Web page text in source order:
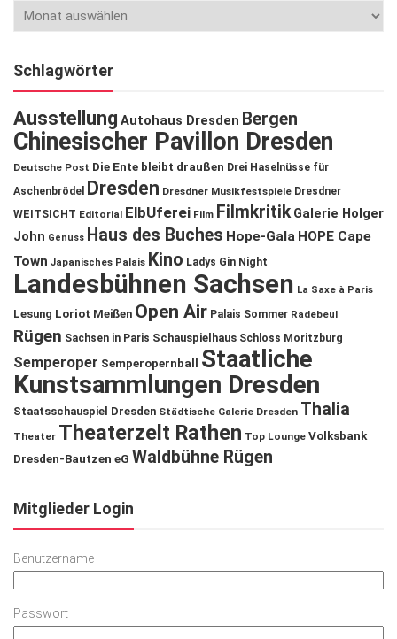
Schlagwörter
Ausstellung Autohaus Dresden Bergen
Chinesischer Pavillon Dresden
Deutsche Post Die Ente bleibt draußen Drei Haselnüsse für
Aschenbrödel
Dresden Dresdner Musikfestspiele Dresdner
WEITSICHT Editorial ElbUferei Film Filmkritik Galerie Holger
John Genuss Haus des Buches Hope-Gala HOPE Cape
Town Japanisches Palais Kino Ladys Gin Night
Landesbühnen Sachsen La Saxe à Paris
Lesung Loriot Meißen Open Air Palais Sommer Radebeul
Rügen Sachsen in Paris Schauspielhaus Schloss Moritzburg
Semperoper Semperopernball
Staatliche
Kunstsammlungen Dresden
Staatsschauspiel Dresden Städtische Galerie Dresden Thalia
Theater Theaterzelt Rathen Top Lounge Volksbank
Dresden-Bautzen eG Waldbühne Rügen
Mitglieder Login
Benutzername
Passwort